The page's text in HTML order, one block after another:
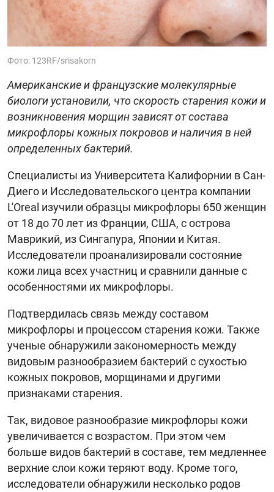
Фото: 123RF/srisakorn
Американские и французские молекулярные
биологи установили, что скорость старения кожи и
возникновения морщин зависят от состава
микрофлоры кожных покровов и наличия в ней
определенных бактерий.
Специалисты из Университета Калифорнии в Сан-
Диего и Исследовательского центра компании
L'Oreal изучили образцы микрофлоры 650 женщин
от 18 до 70 лет из Франции, США, с острова
Маврикий, из Сингапура, Японии и Китая.
Исследователи проанализировали состояние
кожи лица всех участниц и сравнили данные с
особенностями их микрофлоры.
Подтвердилась связь между составом
микрофлоры и процессом старения кожи. Также
ученые обнаружили закономерность между
видовым разнообразием бактерий с сухостью
кожных покровов, морщинами и другими
признаками старения.
Так, видовое разнообразие микрофлоры кожи
увеличивается с возрастом. При этом чем
больше видов бактерий в составе, тем медленнее
верхние слои кожи теряют воду. Кроме того,
исследователи обнаружили несколько родов